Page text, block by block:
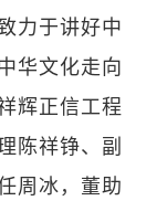
力于讲好中
华文化走向
辉正信工程
陈祥铮、副
周冰，董助